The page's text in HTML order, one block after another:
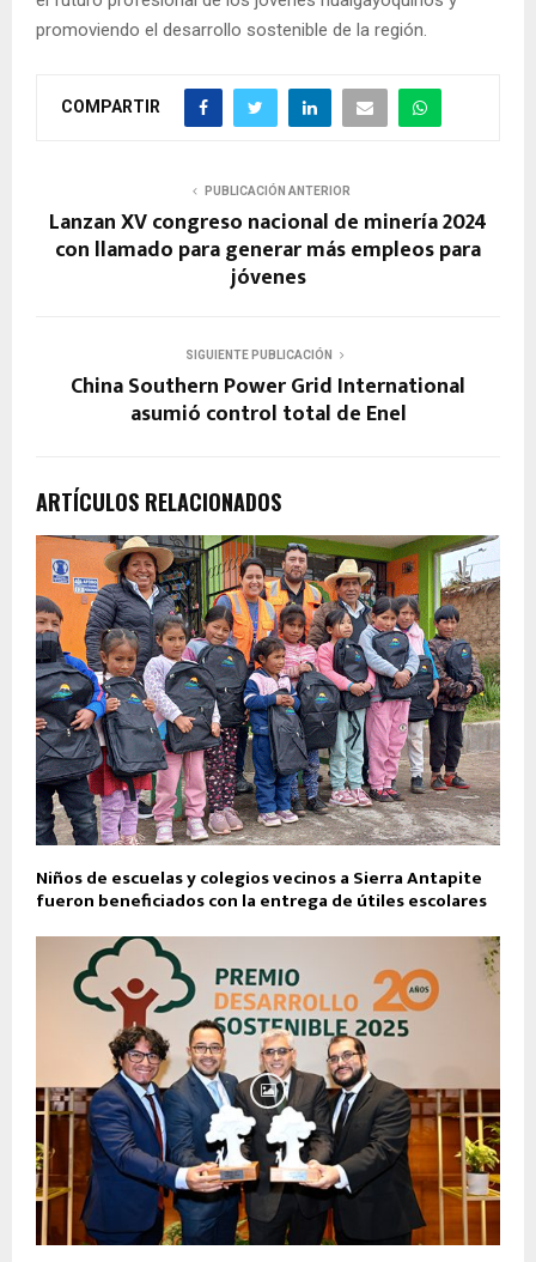
promoviendo el desarrollo sostenible de la región.
COMPARTIR
PUBLICACIÓN ANTERIOR
Lanzan XV congreso nacional de minería 2024
con llamado para generar más empleos para
jóvenes
SIGUIENTE PUBLICACIÓN
China Southern Power Grid International
asumió control total de Enel
ARTÍCULOS RELACIONADOS
Niños de escuelas y colegios vecinos a Sierra Antapite
fueron beneficiados con la entrega de útiles escolares